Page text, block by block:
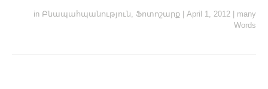
in Բնապահպանություն, Ֆոտոշարք April 1, 2012
many
Words